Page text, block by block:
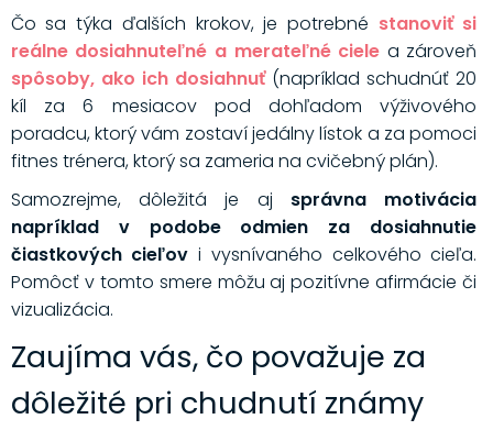
Čo sa týka ďalších krokov, je potrebné stanoviť si
reálne dosiahnuteľné a merateľné ciele a zároveň
spôsoby, ako ich dosiahnuť(napríklad schudnúť 20
kíl za 6 mesiacov pod dohľadom výživového
poradcu, ktorý vám zostaví jedálny lístok a za pomoci
fitnes trénera, ktorý sa zameria na cvičebný plán).
Samozrejme, dôležitá je aj správna motivácia
napríklad v podobe odmien za dosiahnutie
čiastkových cieľov i vysnívaného celkového cieľa.
Pomôcť v tomto smere môžu aj pozitívne afirmácie či
vizualizácia.
Zaujíma vás, čo považuje za
dôležité pri chudnutí známy